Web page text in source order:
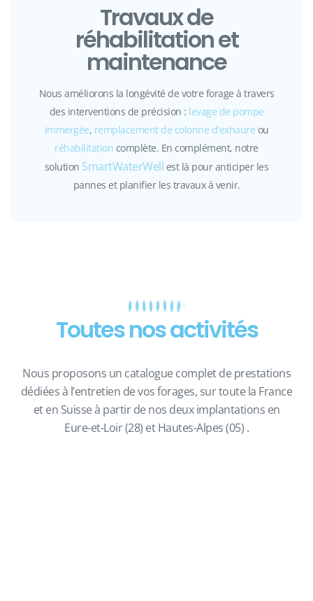
Travaux de
réhabilitation et
maintenance
Nous améliorons la longévité de votre forage à travers
des interventions de précision : levage de pompe
immergée, remplacement de colonne d'exhaure ou
réhabilitation complète. En complément, notre
solution SmartWaterWell est là pour anticiper les
pannes et planifier les travaux à venir.
Toutes nos activités
Nous proposons un catalogue complet de prestations
dédiées à l’entretien de vos forages, sur toute la France
et en Suisse à partir de nos deux implantations en
Eure-et-Loir (28) et Hautes-Alpes (05) .